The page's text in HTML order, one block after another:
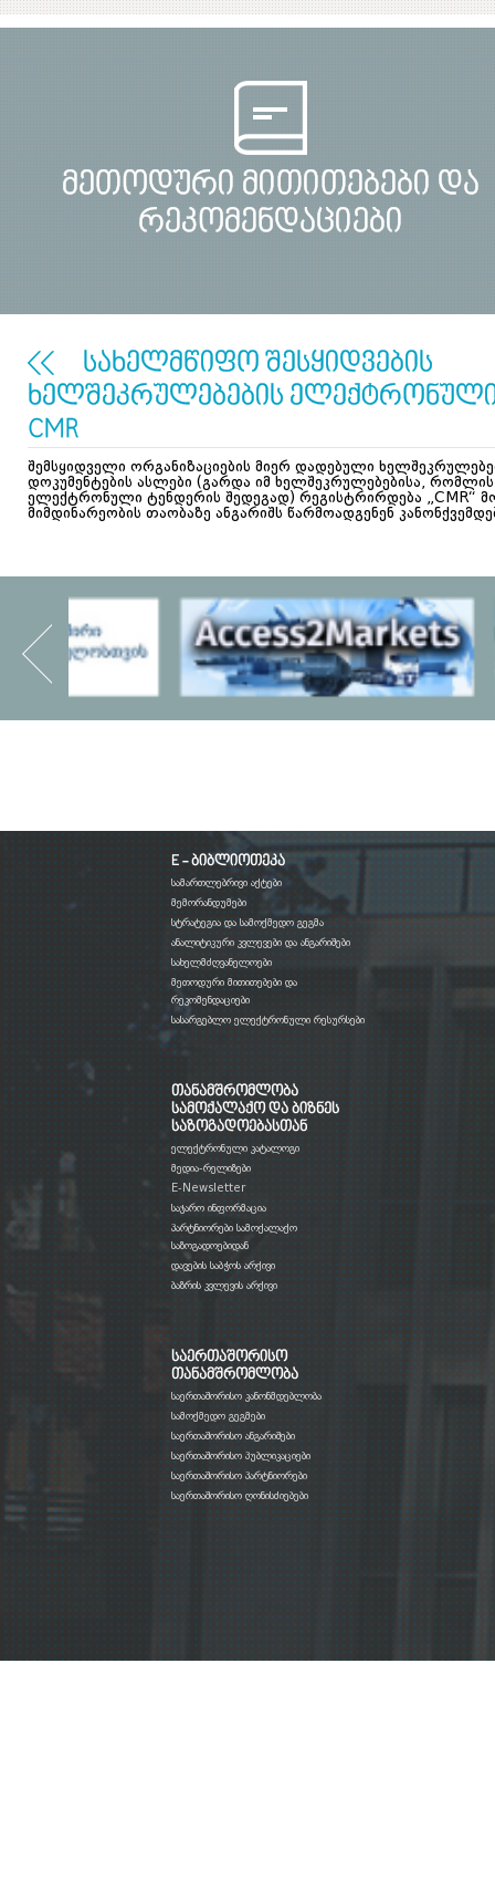
მეთოდური მითითებები და
რეკომენდაციები
სახელმწიფო შესყიდვების
ხელშეკრულებების
CMR
შემსყიდველი ორგანიზაციების მიერ დადებული
დოკუმენტების ასლები (გარდა იმ ხელშეკრულებებისა,
ელექტრონული ტენდერის შედეგად) რეგისტრირდება „CMR“
მიმდინარეობის თაობაზე ანგარიშს წარმოადგენენ
E - ბიბლიოთეკა
სამართლებრივი აქტები
მემორანდუმები
სტრატეგია და სამოქმედო გეგმა
ანალიტიკური კვლევები და ანგარიშები
სახელმძღვანელოები
მეთოდური მითითებები და
რეკომენდაციები
სასარგებლო ელექტრონული რესურსები
თანამშრომლობა
სამოქალაქო და ბიზნეს
საზოგადოებასთან
ელექტრონული კატალოგი
მედია-რელიზები
E-Newsletter
საჯარო ინფორმაცია
პარტნიორები სამოქალაქო
საზოგადოებიდან
დავების საბჭოს არქივი
ბაზრის კვლევის არქივი
საერთაშორისო
თანამშრომლობა
საერთაშორისო კანონმდებლობა
სამოქმედო გეგმები
საერთაშორისო ანგარიშები
საერთაშორისო პუბლიკაციები
საერთაშორისო პარტნიორები
საერთაშორისო ღონისძიებები